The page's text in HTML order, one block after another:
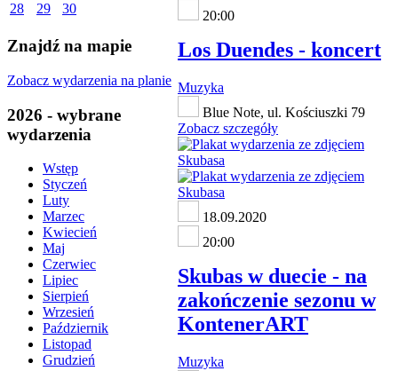
28
29 30
Znajdź na mapie
Zobacz wydarzenia na planie
2026 - wybrane
wydarzenia
Wstęp
Styczeń
Luty
Marzec
Kwiecień
Maj
Czerwiec
Lipiec
Sierpień
Wrzesień
Październik
Listopad
Grudzień
20:00
Los Duendes - koncert
Muzyka
Blue Note, ul. Kościuszki 79
Zobacz szczegóły
18.09.2020
20:00
Skubas w duecie - na
zakończenie sezonu w
KontenerART
Muzyka